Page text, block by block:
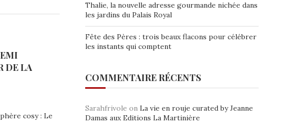
DE LA
cosy : Le
Thalie, la nouvelle adresse gourmande nichée dans
les jardins du Palais Royal
Fête des Pères : trois beaux flacons pour célébrer
les instants qui comptent
COMMENTAIRE RÉCENTS
Sarahfrivole on La vie en rouje curated by Jeanne
Damas aux Editions La Martinière